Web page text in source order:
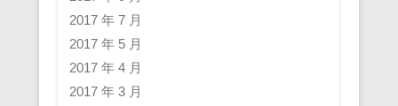
2017 年 7 月
2017 年 5 月
2017 年 4 月
2017 年 3 月